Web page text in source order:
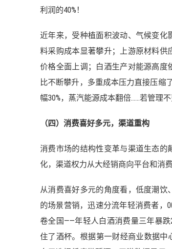
利润的40%！
近年来，受种植面积波动、气候变
料采购成本显著攀升；上游原材料
价格全面上调；白酒生产对能源高
比不断攀升，多重成本压力直接压缩
幅30%，蒸汽能源成本翻倍……若管理
（四）消费喜好多元，渠道重构
消费市场的结构性变革与渠道生态
化，渠道权力从大经销商向平台和消
从消费喜好多元的角度看，低度潮
的场景营销，迅速分流年轻消费者，
卷全国——年轻人白酒消费量三年暴
住了酒杯。根据第一财经商业数据中